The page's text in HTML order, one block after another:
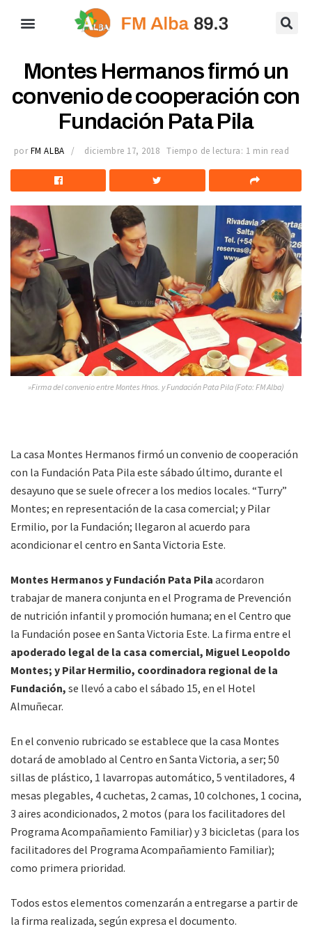
Montes Hermanos firmó un
convenio de cooperación con
Fundación Pata Pila
por FM ALBA diciembre 17, 2018 Tiempo de lectura: 1 min read
»Firma del convenio entre Montes Hnos. y Fundación Pata Pila (Foto: FM Alba)
La casa Montes Hermanos firmó un convenio de cooperación
con la Fundación Pata Pila este sábado último, durante el
desayuno que se suele ofrecer a los medios locales. “Turry”
Montes; en representación de la casa comercial; y Pilar
Ermilio, por la Fundación; llegaron al acuerdo para
acondicionar el centro en Santa Victoria Este.
Montes Hermanos y Fundación Pata Pila acordaron
trabajar de manera conjunta en el Programa de Prevención
de nutrición infantil y promoción humana; en el Centro que
la Fundación posee en Santa Victoria Este. La firma entre el
apoderado legal de la casa comercial, Miguel Leopoldo
Montes; y Pilar Hermilio, coordinadora regional de la
Fundación, se llevó a cabo el sábado 15, en el Hotel
Almuñecar.
En el convenio rubricado se establece que la casa Montes
dotará de amoblado al Centro en Santa Victoria, a ser; 50
sillas de plástico, 1 lavarropas automático, 5 ventiladores, 4
mesas plegables, 4 cuchetas, 2 camas, 10 colchones, 1 cocina,
3 aires acondicionados, 2 motos (para los facilitadores del
Programa Acompañamiento Familiar) y 3 bicicletas (para los
facilitadores del Programa Acompañamiento Familiar);
como primera prioridad.
Todos estos elementos comenzarán a entregarse a partir de
la firma realizada, según expresa el documento.